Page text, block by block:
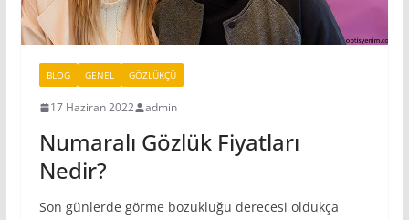
BLOG GENEL GÖZLÜKÇÜ
17 Haziran 2022 admin
Numaralı Gözlük Fiyatları
Nedir?
Son günlerde görme bozukluğu derecesi oldukça